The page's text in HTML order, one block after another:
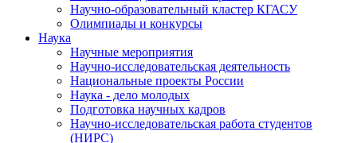
Научно-образовательный кластер КГАСУ
Олимпиады и конкурсы
Наука
Научные мероприятия
Научно-исследовательская деятельность
Национальные проекты России
Наука - дело молодых
Подготовка научных кадров
Научно-исследовательская работа студентов
(НИРС)